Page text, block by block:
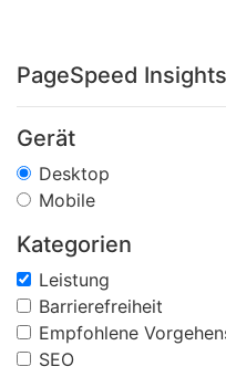
PageSpeed Insights
Gerät
Desktop
Mobile
Kategorien
Leistung
Barrierefreiheit
Empfohlene
SEO